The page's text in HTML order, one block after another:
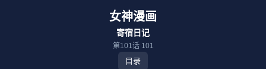
女神漫画
寄宿日记
第101话 101
目录